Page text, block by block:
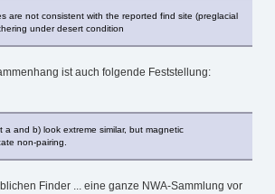
are not consistent with the reported find site (preglacial
under desert condition
ist auch folgende Feststellung:
a and b) look extreme similar, but magnetic
non-pairing.
Finder ... eine ganze NWA-Sammlung vor